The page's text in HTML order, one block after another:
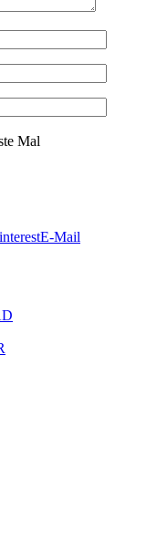
Mal
E-Mail